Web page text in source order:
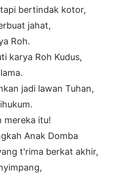
bertindak kotor,
jahat,
Roh.
karya Roh Kudus,
jadi lawan Tuhan,
mereka itu!
Anak Domba
t'rima berkat akhir,